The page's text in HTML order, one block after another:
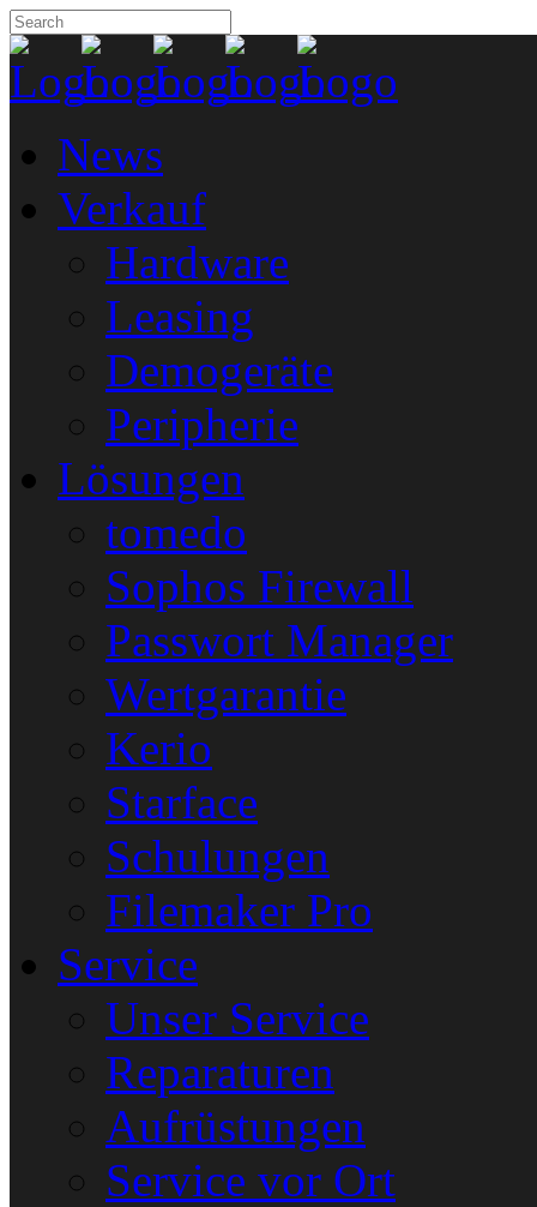
News
Verkauf
Hardware
Leasing
Demogeräte
Peripherie
Lösungen
tomedo
Sophos Firewall
Passwort Manager
Wertgarantie
Kerio
Starface
Schulungen
Filemaker Pro
Service
Unser Service
Reparaturen
Aufrüstungen
Service vor Ort